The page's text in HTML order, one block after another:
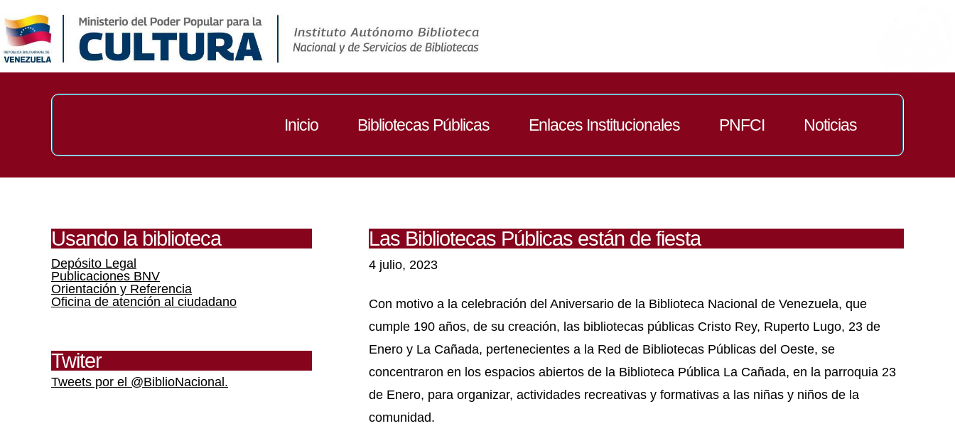
Inicio Bibliotecas Públicas Enlaces Institucionales PNFCI Noticias
Usando la biblioteca
Depósito Legal
Publicaciones BNV
Orientación y Referencia
Oficina de atención al ciudadano
Twiter
Tweets por el @BiblioNacional.
Las Bibliotecas Públicas están de fiesta
4 julio, 2023
Con motivo a la celebración del Aniversario de la Biblioteca Nacional de Venezuela, que
cumple 190 años, de su creación, las bibliotecas públicas Cristo Rey, Ruperto Lugo, 23 de
Enero y La Cañada, pertenecientes a la Red de Bibliotecas Públicas del Oeste, se
concentraron en los espacios abiertos de la Biblioteca Pública La Cañada, en la parroquia 23
de Enero, para organizar, actividades recreativas y formativas a las niñas y niños de la
comunidad.